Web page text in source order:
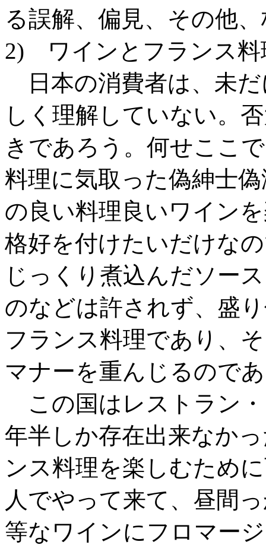
る誤解、偏見、その他
2) ワインとフランス料
日本の消費者は、未
しく理解していない。
きであろう。何せここ
料理に気取った偽紳士
の良い料理良いワイン
格好を付けたいだけな
じっくり煮込んだソー
のなどは許されず、盛
フランス料理であり、
マナーを重んじるので
この国はレストラン
年半しか存在出来なか
ンス料理を楽しむため
人でやって来て、昼間
等なワインにフロマー